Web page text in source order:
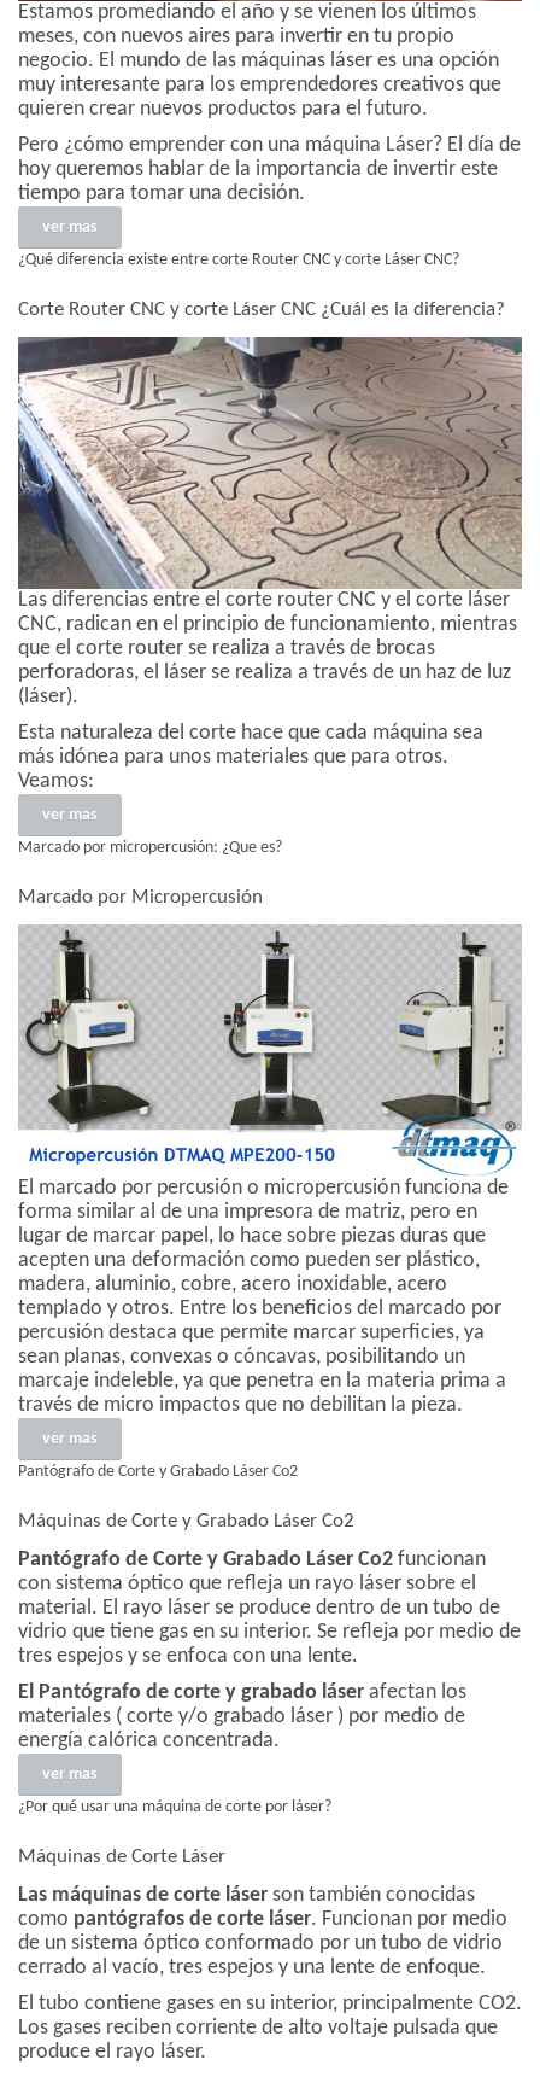
Estamos promediando el año y se vienen los últimos
meses, con nuevos aires para invertir en tu propio
negocio. El mundo de las máquinas láser es una opción
muy interesante para los emprendedores creativos que
quieren crear nuevos productos para el futuro.
Pero ¿cómo emprender con una máquina Láser? El día de
hoy queremos hablar de la importancia de invertir este
tiempo para tomar una decisión.
ver mas
¿Qué diferencia existe entre corte Router CNC y corte Láser CNC?
Corte Router CNC y corte Láser CNC ¿Cuál es la diferencia?
Las diferencias entre el corte router CNC y el corte láser
CNC, radican en el principio de funcionamiento, mientras
que el corte router se realiza a través de brocas
perforadoras, el láser se realiza a través de un haz de luz
(láser).
Esta naturaleza del corte hace que cada máquina sea
más idónea para unos materiales que para otros.
Veamos:
ver mas
Marcado por micropercusión: ¿Que es?
Marcado por Micropercusión
El marcado por percusión o micropercusión funciona de
forma similar al de una impresora de matriz, pero en
lugar de marcar papel, lo hace sobre piezas duras que
acepten una deformación como pueden ser plástico,
madera, aluminio, cobre, acero inoxidable, acero
templado y otros. Entre los beneficios del marcado por
percusión destaca que permite marcar superficies, ya
sean planas, convexas o cóncavas, posibilitando un
marcaje indeleble, ya que penetra en la materia prima a
través de micro impactos que no debilitan la pieza.
ver mas
Pantógrafo de Corte y Grabado Láser Co2
Máquinas de Corte y Grabado Láser Co2
Pantógrafo de Corte y Grabado Láser Co2 funcionan
con sistema óptico que refleja un rayo láser sobre el
material. El rayo láser se produce dentro de un tubo de
vidrio que tiene gas en su interior. Se refleja por medio de
tres espejos y se enfoca con una lente.
El Pantógrafo de corte y grabado láser afectan los
materiales ( corte y/o grabado láser ) por medio de
energía calórica concentrada.
ver mas
¿Por qué usar una máquina de corte por láser?
Máquinas de Corte Láser
Las máquinas de corte láser son también conocidas
como pantógrafos de corte láser. Funcionan por medio
de un sistema óptico conformado por un tubo de vidrio
cerrado al vacío, tres espejos y una lente de enfoque.
El tubo contiene gases en su interior, principalmente CO2.
Los gases reciben corriente de alto voltaje pulsada que
produce el rayo láser.